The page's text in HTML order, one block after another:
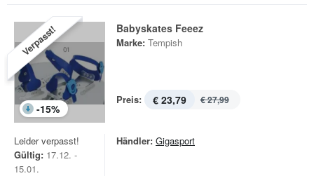
Verpasst!
-15%
Babyskates Feeez
Marke: Tempish
Preis: € 23,79 € 27,99
Leider verpasst!
Gültig: 17.12. -
15.01.
Händler: Gigasport